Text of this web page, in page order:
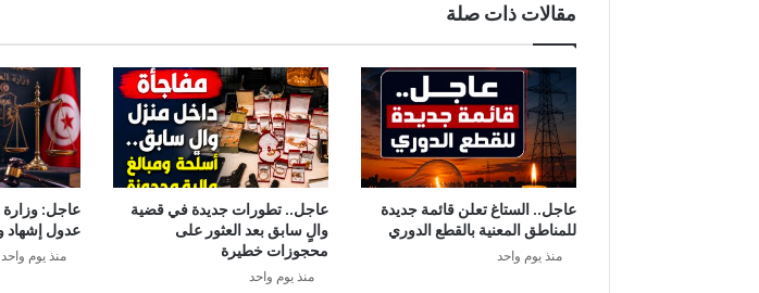
ب
ر
ن
ع
ن
د
ي
ل
ج
ز
ا
ئ
ر
د
خ
مقالات ذات صلة
عاجل.. الستاغ تعلن قائمة جديدة
للمناطق المعنية بالقطع الدوري
منذ يوم واحد
عاجل.. تطورات جديدة في قضية
والٍ سابق بعد العثور على
محجوزات خطيرة
منذ يوم واحد
عاجل: وزارة
عدول
منذ يوم واحد